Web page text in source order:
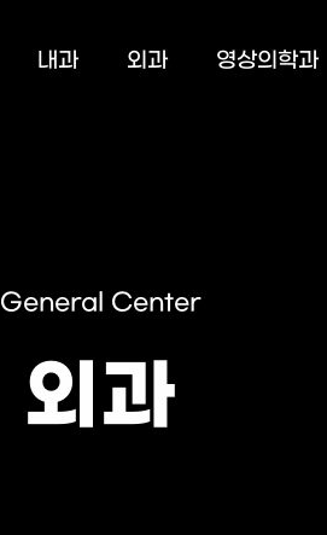
내과 외과 영상의학과
General Center
외과